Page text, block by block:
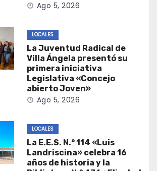
Ago 5, 2026
LOCALES
La Juventud Radical de
Villa Ángela presentó su
primera iniciativa
Legislativa «Concejo
abierto Joven»
Ago 5, 2026
LOCALES
La E.E.S. N.° 114 «Luis
Landriscina» celebra 16
años de historia y la